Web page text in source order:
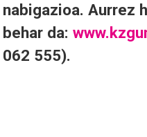
nabigazioa. Aurrez
behar da:
062 555).